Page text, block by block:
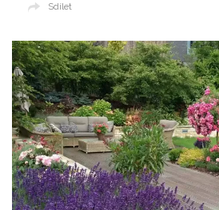
Sdílet